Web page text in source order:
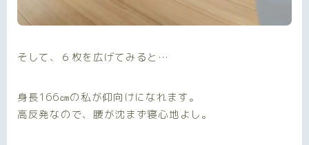
そして、６枚を広げてみると…
身長166㎝の私が仰向けになれます。
高反発なので、 腰が沈まず寝心地よし。